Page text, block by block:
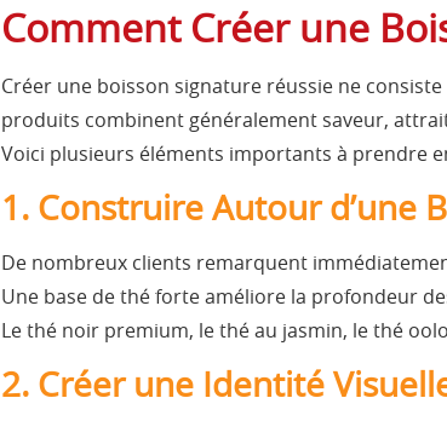
Comment Créer une
Créer une boisson signature réussie ne
produits combinent généralement saveur,
Voici plusieurs éléments importants à prendre
1. Construire Autour d’une
De nombreux clients remarquent
Une base de thé forte améliore la profondeur
Le thé noir premium, le thé au jasmin, le thé
2. Créer une Identité